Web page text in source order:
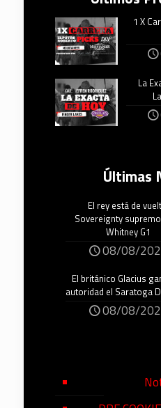
1 X
La
Últimas
El rey está de
Sovereignty
Whitney G1
08/08/
El británico Glacius
autoridad el Saratoga
08/08/